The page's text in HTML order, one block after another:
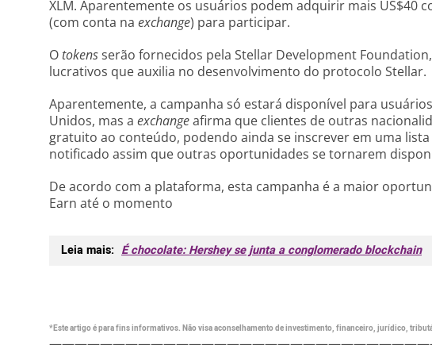
XLM. Aparentemente os usuários podem adquirir mais US$40
(com conta na exchange) para participar.
O tokensserão fornecidos pela Stellar Development
lucrativos que auxilia no desenvolvimento do protocolo Stellar.
Aparentemente, a campanha só estará disponível para
Unidos, mas a exchangeafirma que clientes de outras
gratuito ao conteúdo, podendo ainda se inscrever em uma
notificado assim que outras oportunidades se tornarem
De acordo com a plataforma, esta campanha é a maior
Earn até o momento
Leia mais: É chocolate: Hershey se junta a conglomerado blockchain
*Este artigo é para fins informativos. Não visa aconselhamento de investimento, financeiro, jurídico,